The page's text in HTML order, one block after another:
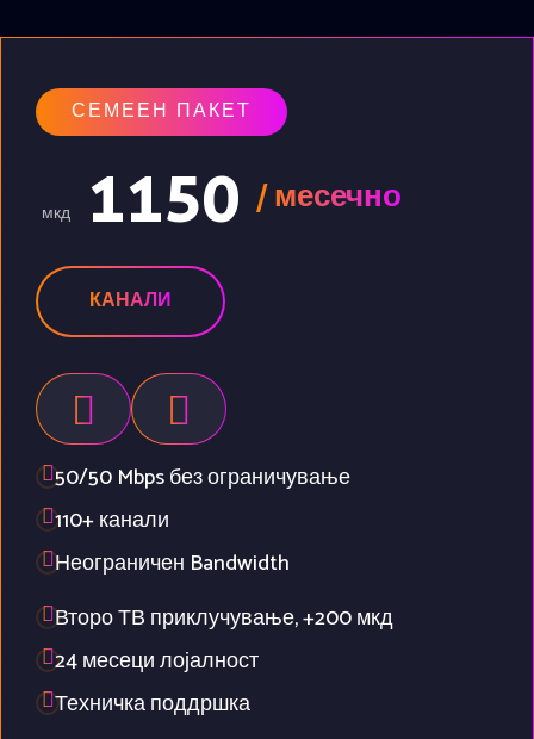
СЕМЕЕН ПАКЕТ
мкд 1150 / месечно
КАНАЛИ
50/50 Mbps без ограничување
110+ канали
Неограничен Bandwidth
Второ ТВ приклучување, +200 мкд
24 месеци лојалност
Техничка поддршка